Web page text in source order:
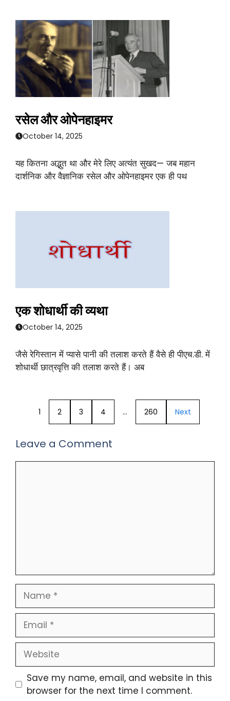
रसेल और ओपेनहाइमर
October 14, 2025
यह कितना अद्भुत था और मेरे लिए अत्यंत सुखद— जब महान
दार्शनिक और वैज्ञानिक रसेल और ओपेनहाइमर एक ही पथ
एक शोधार्थी की व्यथा
October 14, 2025
जैसे रेगिस्तान में प्यासे पानी की तलाश करते हैं वैसे ही पीएच.डी. में
शोधार्थी छात्रवृत्ति की तलाश करते हैं। अब
1 2 3 4 … 260 Next
Leave a Comment
Name
Email
Website
Save my name, email, and website in this
browser for the next time I comment.